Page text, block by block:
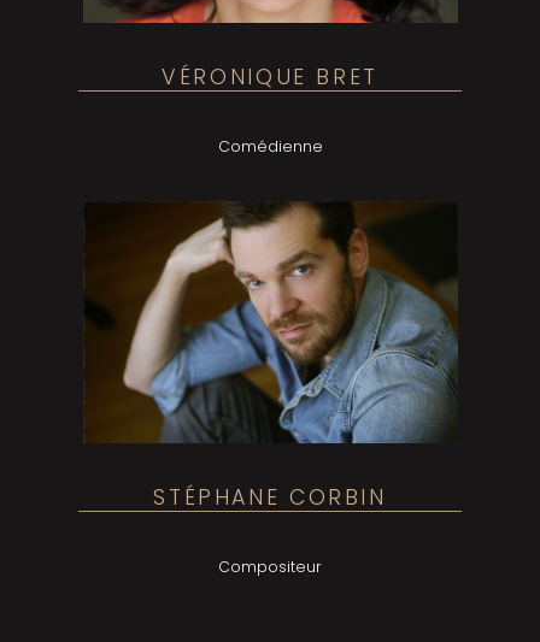
VÉRONIQUE BRET
Comédienne
STÉPHANE CORBIN
Compositeur